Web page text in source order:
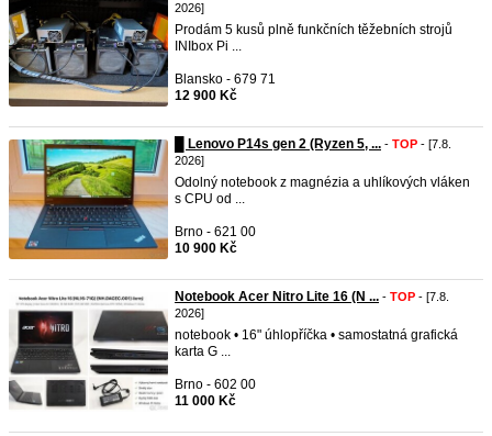
2026]
Prodám 5 kusů plně funkčních těžebních strojů
INIbox Pi ...
Blansko - 679 71
12 900 Kč
█ Lenovo P14s gen 2 (Ryzen 5, ... - TOP - [7.8.
2026]
Odolný notebook z magnézia a uhlíkových vláken
s CPU od ...
Brno - 621 00
10 900 Kč
Notebook Acer Nitro Lite 16 (N ... - TOP - [7.8.
2026]
notebook • 16" úhlopříčka • samostatná grafická
karta G ...
Brno - 602 00
11 000 Kč